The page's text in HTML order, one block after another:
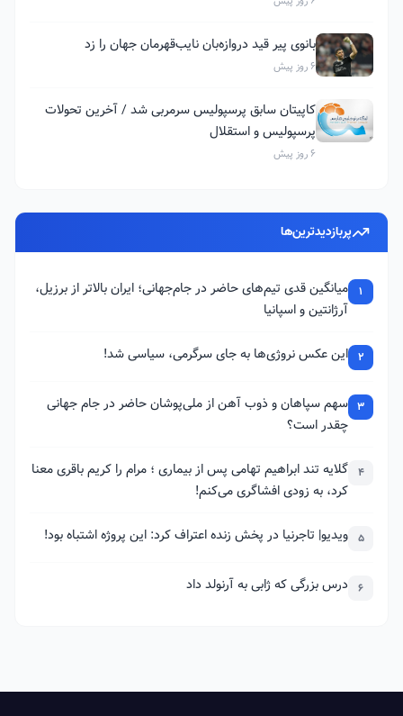
بانوی پیر قید دروازه‌بان نایب‌قهرمان جهان را زد
6 روز پیش
کاپیتان سابق پرسپولیس سرمربی شد / آخرین تحولات
پرسپولیس و استقلال
6 روز پیش
پربازدیدترین‌ها
1
میانگین قدی تیم‌های حاضر در جام‌جهانی؛ ایران بالاتر از برزیل،
آرژانتین و اسپانیا
2 این عکس نروژی‌ها به جای سرگرمی، سیاسی شد!
3 سهم سپاهان و ذوب آهن از ملی‌پوشان حاضر در جام جهانی
چقدر است؟
4 گلایه تند ابراهیم تهامی پس از بیماری ؛ مرام را کریم باقری معنا
کرد، به زودی افشاگری می‌کنم!
5 ویدیو| تاجرنیا در پخش زنده اعتراف کرد: این پروژه اشتباه بود!
6 درس بزرگی که ژابی به آرنولد داد